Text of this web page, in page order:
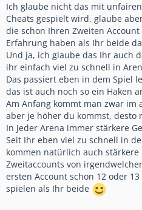
Ich glaube nicht das mit
Cheats gespielt wird, glaube
die schon Ihren Zweiten
Erfahrung haben als Ihr beide
Und ja, ich glaube das Ihr auch
ihr einfach viel zu schnell in
Das passiert eben in dem Spiel
das ist auch noch so ein Haken
Am Anfang kommt man zwar im
aber je höher du kommst, desto
In Jeder Arena immer stärkere
Seit Ihr eben viel zu schnell in
kommen natürlich auch
Zweitaccounts von
ersten Account schon 12 oder
spielen als Ihr beide